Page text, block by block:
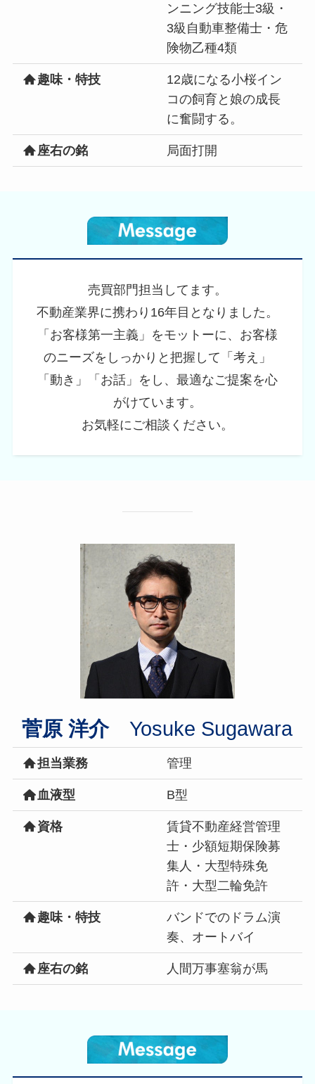
ンニング技能士3級・
3級自動車整備士・危
険物乙種4類
趣味・特技
12歳になる小桜イン
コの飼育と娘の成長
に奮闘する。
座右の銘 局面打開
売買部門担当してます。
不動産業界に携わり16年目となりました。
「お客様第一主義」をモットーに、お客様
のニーズをしっかりと把握して「考え」
「動き」「お話」をし、最適なご提案を心
がけています。
お気軽にご相談ください。
菅原 洋介Yosuke Sugawara
担当業務 管理
血液型 B型
資格
賃貸不動産経営管理
士・少額短期保険募
集人・大型特殊免
許・大型二輪免許
趣味・特技
バンドでのドラム演
奏、オートバイ
座右の銘 人間万事塞翁が馬